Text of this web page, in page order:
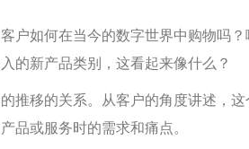
户如何在当今的数字世界中购物吗？
的新产品类别，这看起来像什么？
推移的关系。从客户的角度讲述，
品或服务时的需求和痛点。